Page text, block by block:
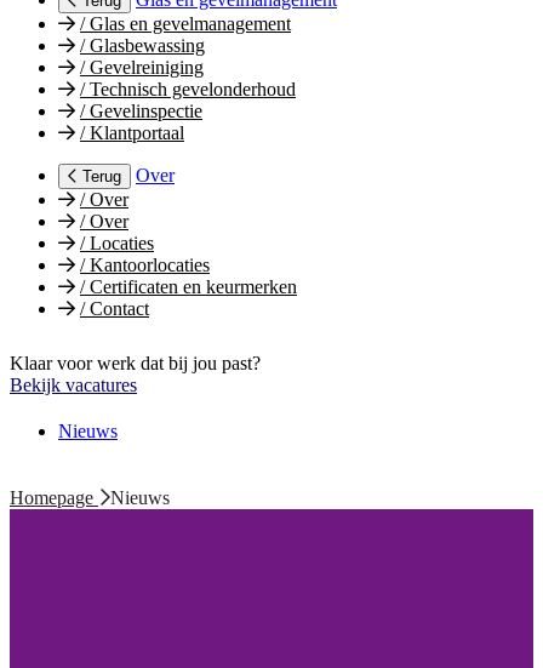
/Glas en gevelmanagement
/Glasbewassing
/Gevelreiniging
/Technisch gevelonderhoud
/Gevelinspectie
/Klantportaal
Terug
Over
/Over
/Over
/Locaties
/Kantoorlocaties
/Certificaten en keurmerken
/Contact
Klaar voor werk dat bij jou past?
Bekijk vacatures
Nieuws
Homepage Nieuws